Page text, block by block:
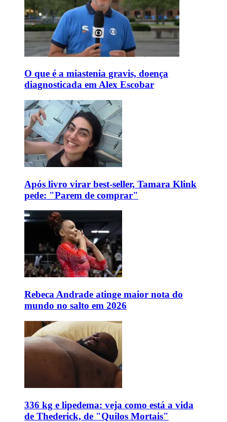
O que é a miastenia gravis, doença
diagnosticada em Alex Escobar
Após livro virar best-seller, Tamara Klink
pede: "Parem de comprar"
Rebeca Andrade atinge maior nota do
mundo no salto em 2026
336 kg e lipedema: veja como está a vida
de Thederick, de "Quilos Mortais"